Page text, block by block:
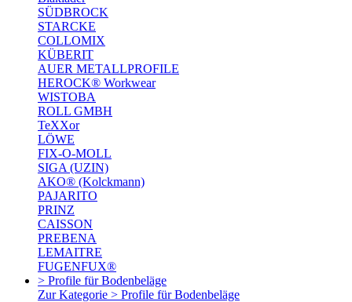
SÜDBROCK
STARCKE
COLLOMIX
KÜBERIT
AUER METALLPROFILE
HEROCK® Workwear
WISTOBA
ROLL GMBH
TeXXor
LÖWE
FIX-O-MOLL
SIGA (UZIN)
AKO® (Kolckmann)
PAJARITO
PRINZ
CAISSON
PREBENA
LEMAITRE
FUGENFUX®
> Profile für Bodenbeläge
Zur Kategorie > Profile für Bodenbeläge